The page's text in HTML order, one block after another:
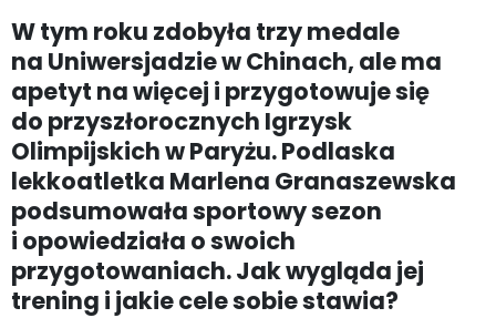
W tym roku zdobyła trzy medale
na Uniwersjadzie w Chinach, ale ma
apetyt na więcej i przygotowuje się
do przyszłorocznych Igrzysk
Olimpijskich w Paryżu. Podlaska
lekkoatletka Marlena Granaszewska
podsumowała sportowy sezon
i opowiedziała o swoich
przygotowaniach. Jak wygląda jej
trening i jakie cele sobie stawia?